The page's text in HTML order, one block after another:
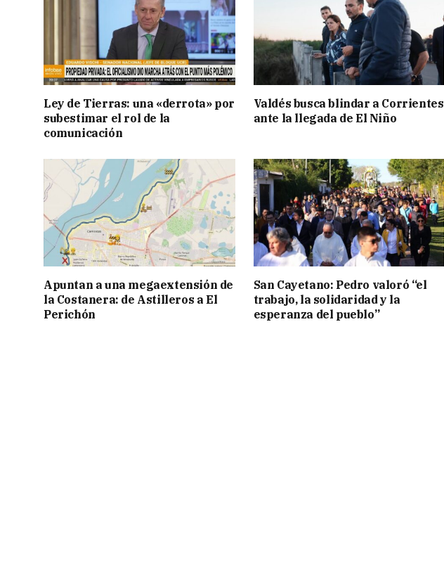
Ley de Tierras: una «derrota» por
subestimar el rol de la
comunicación
Valdés busca blindar a Corrientes
ante la llegada de El Niño
Apuntan a una megaextensión de
la Costanera: de Astilleros a El
Perichón
San Cayetano: Pedro valoró “el
trabajo, la solidaridad y la
esperanza del pueblo”